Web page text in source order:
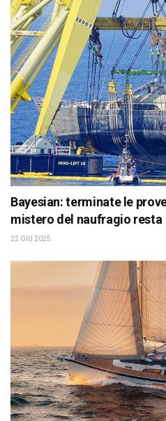
Bayesian: terminate le
mistero del naufragio resta
22 GIU 2025